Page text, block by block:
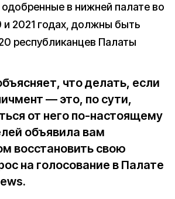
в нижней палате во
и 2021 годах, должны быть
республиканцев Палаты
что делать, если
— это, по сути,
от него по-настоящему
объявила вам
восстановить свою
на голосование в Палате